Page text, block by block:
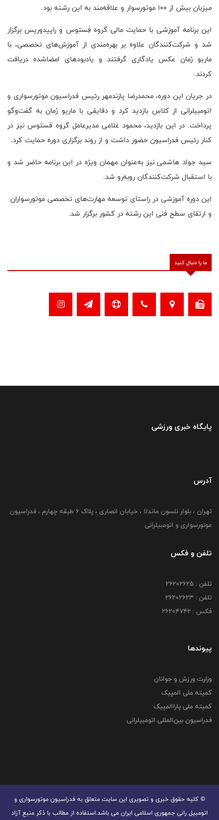
میزبان بیش از ۱۰۰ موتورسوار و علاقه‌مند به این رشته بود.
این برنامه آموزشی با حمایت مالی گروه فِستوس و راپیدوریس برگزار
شد و شرکت‌کنندگان علاوه بر بهره‌مندی از آموزش‌های تخصصی، با
ماریو رُمان عکس یادگاری گرفتند و یادبودهای امضاشده دریافت
کردند.
در جریان این دوره، محمدرضا پازندمهر رئیس فدراسیون موتورسواری و
اتومبیلرانی از کلاس بازدید کرد و دقایقی با ماریو رُمان به گفت‌وگو
پرداخت. در این بازدید، محمود غلامی مدیرعامل گروه فستوس نیز در
کنار رئیس فدراسیون حضور داشت و از روند برگزاری دوره حمایت کرد.
سید جواد هاشمی نیز به‌عنوان مهمان ویژه در این برنامه حاضر شد و
با استقبال شرکت‌کنندگان روبه‌رو شد.
این دوره آموزشی در راستای توسعه مهارت‌های تخصصی موتورسواران
و ارتقای سطح فنی این رشته در کشور برگزار شد.
ما را دنبال کنید
پایگاه خبری ورزشی
آدرس
تهران ، بلوار نلسون ماندلا ، خیابان انصاری ، پلاک ۶ طبقه چهارم ، فدراسیون
موتورسواری و اتومبیلرانی
تلفن و فکس
تلفن : ۲۶۲۰۲۶۲۵
تلفن : ۲۶۲۰۲۶۲۳
فکس : ۲۶۲۰۴۷۴۲
پیوندها
وزارت ورزش و جوانان
کمیته ملی المپیک
کمیته ملی پاراالمپیک
فدراسیون بین‌المللی اتومبیلرانی
© کليه حقوق خبری و تصويری اين سايت متعلق به فدراسیون موتورسواری و
اتومبیل رانی جمهوری اسلامی ایران می باشد.استفاده از مطالب با ذكر منبع آزاد